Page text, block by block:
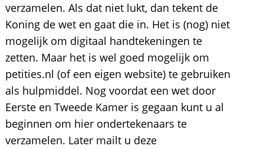
verzamelen. Als dat niet lukt, dan tekent de
Koning de wet en gaat die in. Het is (nog) niet
mogelijk om digitaal handtekeningen te
zetten. Maar het is wel goed mogelijk om
petities.nl (of een eigen website) te gebruiken
als hulpmiddel. Nog voordat een wet door
Eerste en Tweede Kamer is gegaan kunt u al
beginnen om hier ondertekenaars te
verzamelen. Later mailt u deze